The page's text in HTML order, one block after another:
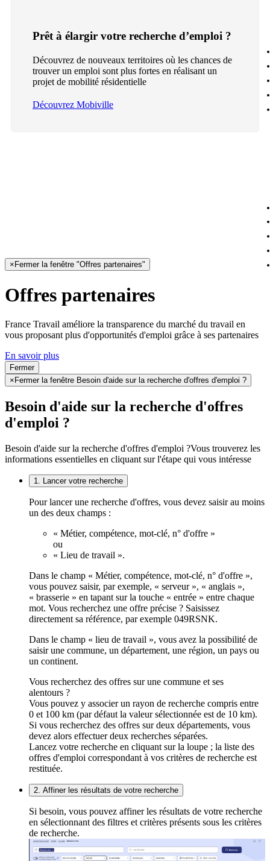
Prêt à élargir votre recherche d’emploi ?
Découvrez de nouveaux territoires où les chances de
trouver un emploi sont plus fortes en réalisant un
projet de mobilité résidentielle
Découvrez Mobiville
× Fermer la fenêtre "Offres partenaires"
Offres partenaires
France Travail améliore la transparence du marché du travail en
vous proposant plus d'opportunités d'emploi grâce à ses partenaires
En savoir plus
Fermer
× Fermer la fenêtre Besoin d'aide sur la recherche d'offres d'emploi ?
Besoin d'aide sur la recherche d'offres
d'emploi ?
Besoin d'aide sur la recherche d'offres d'emploi ?Vous trouverez les
informations essentielles en cliquant sur l'étape qui vous intéresse
1. Lancer votre recherche
Pour lancer une recherche d'offres, vous devez saisir au moins
un des deux champs :
« Métier, compétence, mot-clé, n° d'offre »
ou
« Lieu de travail ».
Dans le champ « Métier, compétence, mot-clé, n° d'offre »,
vous pouvez saisir, par exemple, « serveur », « anglais »,
« brasserie » en tapant sur la touche « entrée » entre chaque
mot. Vous recherchez une offre précise ? Saisissez
directement sa référence, par exemple 049RSNK.
Dans le champ « lieu de travail », vous avez la possibilité de
saisir une commune, un département, une région, un pays ou
un continent.
Vous recherchez des offres sur une commune et ses
alentours ?
Vous pouvez y associer un rayon de recherche compris entre
0 et 100 km (par défaut la valeur sélectionnée est de 10 km).
Si vous recherchez des offres sur deux départements, vous
devez alors effectuer deux recherches séparées.
Lancez votre recherche en cliquant sur la loupe ; la liste des
offres d'emploi correspondant à vos critères de recherche est
restituée.
2. Affiner les résultats de votre recherche
Si besoin, vous pouvez affiner les résultats de votre recherche
en sélectionnant des filtres et critères présents sous les critères
de recherche.